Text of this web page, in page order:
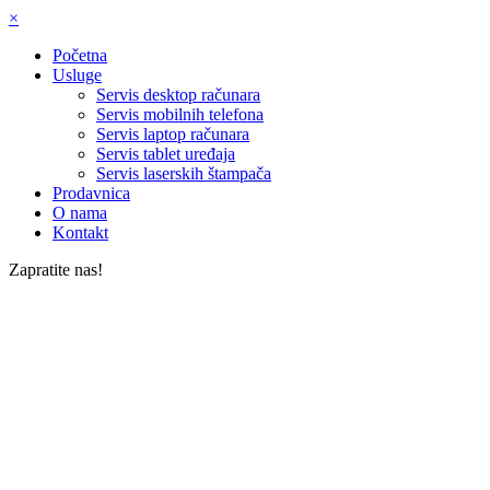
×
Početna
Usluge
Servis desktop računara
Servis mobilnih telefona
Servis laptop računara
Servis tablet uređaja
Servis laserskih štampača
Prodavnica
O nama
Kontakt
Zapratite nas!